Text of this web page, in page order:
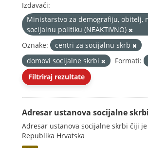
Izdavači:
Ministarstvo za demografiju, obitelj,
socijalnu politiku (NEAKTIVNO)
Oznake:
centri za socijalnu skrb
domovi socijalne skrbi
Formati:
Filtriraj rezultate
Adresar ustanova socijalne skrbi
Adresar ustanova socijalne skrbi čiji je
Republika Hrvatska